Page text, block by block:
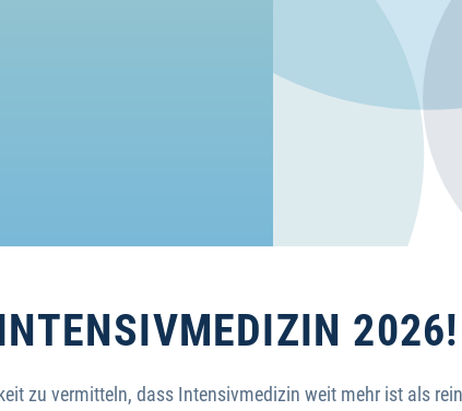
2026!
zu vermitteln, dass Intensivmedizin weit mehr ist als